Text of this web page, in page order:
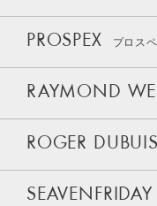
PROSPEX プロス
RAYMOND
ROGER DUBUIS
SEAVENFRIDAY